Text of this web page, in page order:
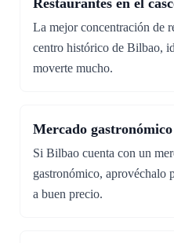
Restaurantes en el
La mejor concentración de
centro histórico de Bilbao,
moverte mucho.
Mercado gastronómico
Si Bilbao cuenta con un
gastronómico, aprovéchalo
a buen precio.